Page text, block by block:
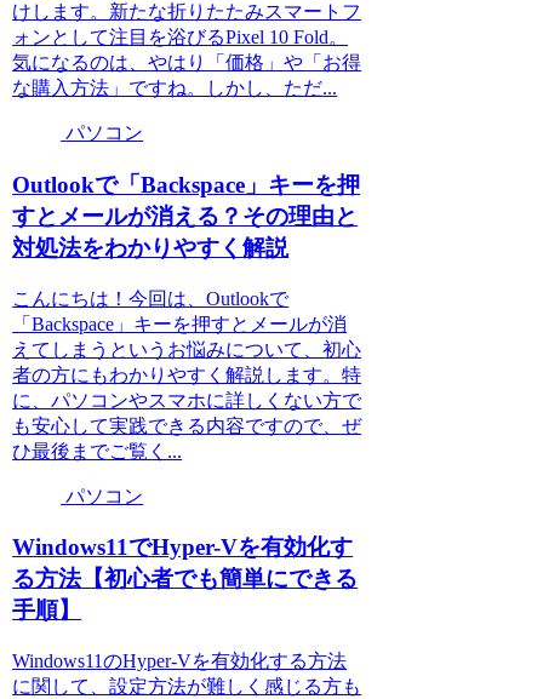
けします。新たな折りたたみスマートフ
ォンとして注目を浴びるPixel 10 Fold。
気になるのは、やはり「価格」や「お得
な購入方法」ですね。しかし、ただ...
パソコン
Outlookで「Backspace」キーを押
すとメールが消える？その理由と
対処法をわかりやすく解説
こんにちは！今回は、Outlookで
「Backspace」キーを押すとメールが消
えてしまうというお悩みについて、初心
者の方にもわかりやすく解説します。特
に、パソコンやスマホに詳しくない方で
も安心して実践できる内容ですので、ぜ
ひ最後までご覧く...
パソコン
Windows11でHyper-Vを有効化す
る方法【初心者でも簡単にできる
手順】
Windows11のHyper-Vを有効化する方法
に関して、設定方法が難しく感じる方も